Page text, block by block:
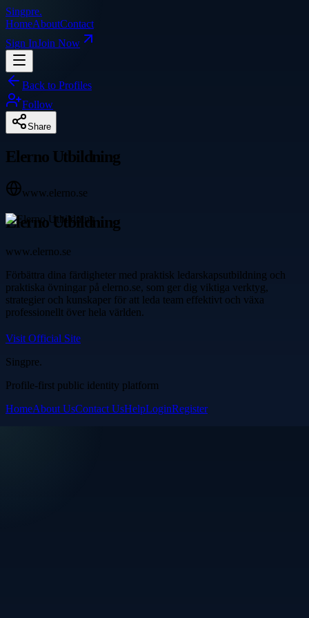
Singpre.
HomeAboutContact
Sign InJoin Now
Back to Profiles
Follow
Share
Elerno Utbildning
www.elerno.se
Elerno Utbildning
www.elerno.se
Förbättra dina färdigheter med praktisk ledarskapsutbildning och
praktiska övningar på elerno.se, som ger dig viktiga verktyg,
strategier och kunskaper för att leda team effektivt och växa
professionellt över hela världen.
Visit Official Site
Singpre.
Profile-first public identity platform
HomeAbout UsContact UsHelpLoginRegister